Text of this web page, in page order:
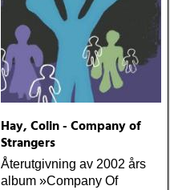
Hay, Colin - Company of
Strangers
Återutgivning av 2002 års
album »Company Of